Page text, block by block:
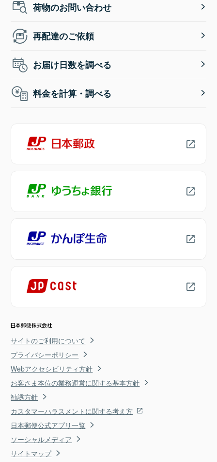
荷物のお問い合わせ
再配達のご依頼
お届け日数を調べる
料金を計算・調べる
サイトのご利用について
プライバシーポリシー
Webアクセシビリティ方針
お客さま本位の業務運営に関する基本方針
勧誘方針
カスタマーハラスメントに関する考え方
日本郵便公式アプリ一覧
ソーシャルメディア
サイトマップ